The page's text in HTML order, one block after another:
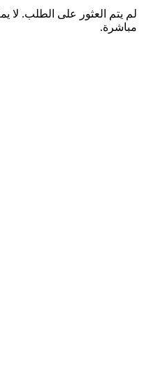
لم يتم العثور على الطلب. لا
مباشرة.